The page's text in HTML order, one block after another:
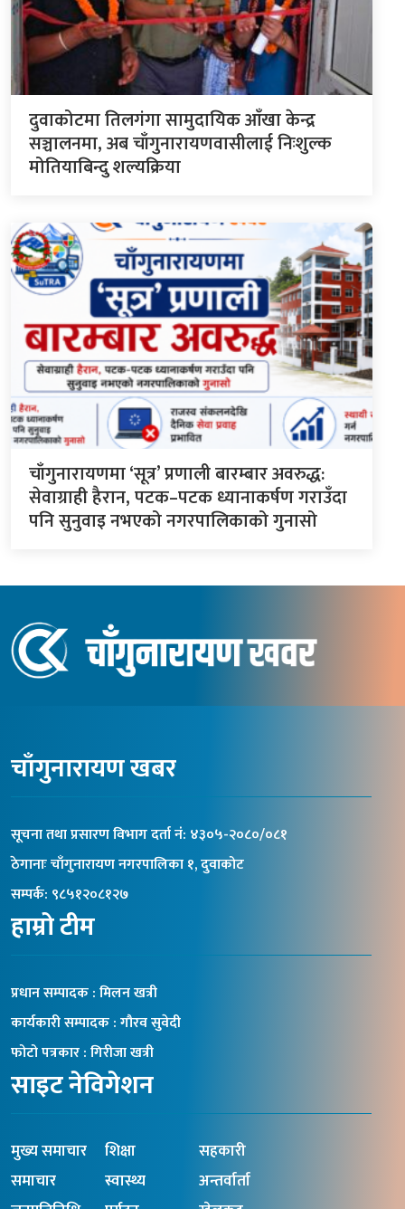
दुवाकोटमा तिलगंगा सामुदायिक आँखा केन्द्र
सञ्चालनमा, अब चाँगुनारायणवासीलाई निःशुल्क
मोतियाबिन्दु शल्यक्रिया
चाँगुनारायणमा ‘सूत्र’ प्रणाली बारम्बार अवरुद्ध:
सेवाग्राही हैरान, पटक–पटक ध्यानाकर्षण गराउँदा
पनि सुनुवाइ नभएको नगरपालिकाको गुनासो
चाँगुनारायण खबर
सूचना तथा प्रसारण विभाग दर्ता नंं: ४३०५-२०८०/०८१
ठेगानाः चाँगुनारायण नगरपालिका १, दुवाकोट
सम्पर्क: ९८५१२०८१२७
हाम्रो टीम
प्रधान सम्पादक : मिलन खत्री
कार्यकारी सम्पादक : गौरव सुवेदी
फोटो पत्रकार : गिरीजा खत्री
साइट नेविगेशन
मुख्य समाचार
समाचार
शिक्षा
स्वास्थ्य
सहकारी
अन्तर्वार्ता